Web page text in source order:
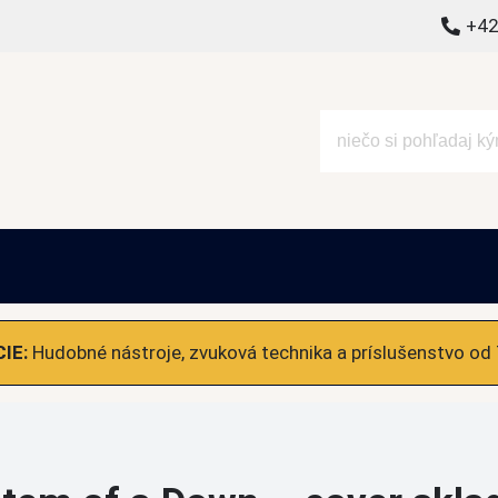
Hudobné nástroje, zvuková technika a príslušenstvo od